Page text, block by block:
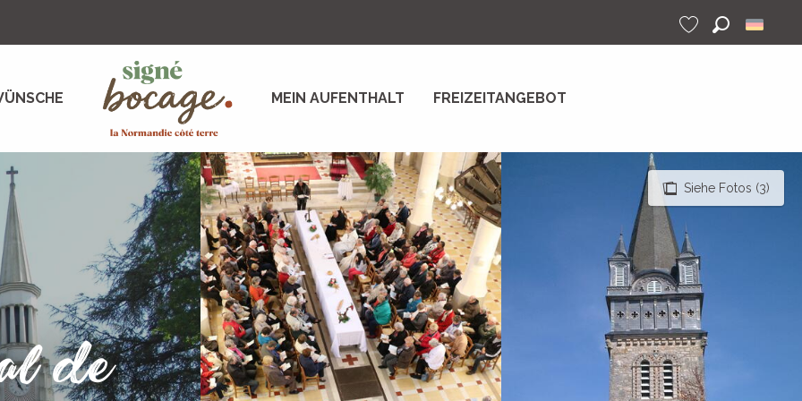
Suche
MEIN AUFENTHALT FREIZEITANGEBOT
Siehe Fotos (3)
de